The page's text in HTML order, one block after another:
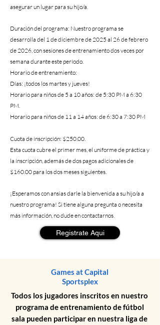
asegurar un lugar para su hijo/a.
Duración del programa: Nuestro programa se
desarrolla del 1 de diciembre de 2025 al 26 de febrero
de 2026, con sesiones de entrenamiento dos veces por
semana durante este período.
Horario de entrenamiento:
Días: ¡todos los martes y jueves!
Horario para niños de 5 a 10 años: de 5:30 PM a 6:30
PM.
Horario para niños de 11 a 14 años: de 6:30 a 7:30 PM
Cuota de inscripción: $250.00.
Esta cuota cubre el primer mes, el uniforme de práctica y
la inscripción, además de dos pagos adicionales de
$160.00 para los dos meses siguientes.
¡Esperamos con ansias darle la bienvenida a su hijo/a a
nuestro programa! Si tiene alguna pregunta o necesita
más información, no dude en contactarnos.
Registrate Aqui
Games at Capital
Sportsplex
Todos los jugadores inscritos en nuestro
programa de entrenamiento de fútbol
sala pueden participar en nuestra liga de